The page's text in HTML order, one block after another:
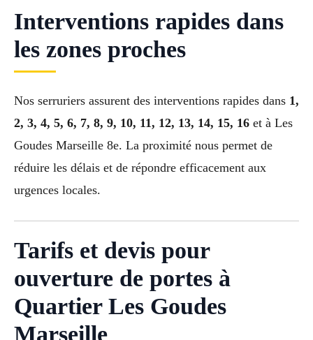
Interventions rapides dans
les zones proches
Nos serruriers assurent des interventions rapides dans 1,
2, 3, 4, 5, 6, 7, 8, 9, 10, 11, 12, 13, 14, 15, 16 et à Les
Goudes Marseille 8e. La proximité nous permet de
réduire les délais et de répondre efficacement aux
urgences locales.
Tarifs et devis pour
ouverture de portes à
Quartier Les Goudes
Marseille